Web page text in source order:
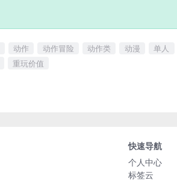
动作 动作冒险 动作类 动漫 单人
重玩价值
快速导航
个人中心
标签云